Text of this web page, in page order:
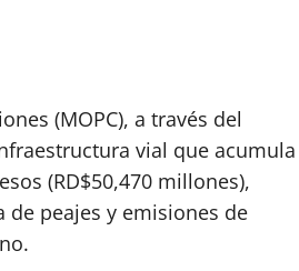
(MOPC), a través del
vial que acumula
(RD$50,470 millones),
peajes y emisiones de